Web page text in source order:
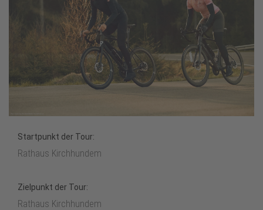
Startpunkt der Tour:
Rathaus Kirchhundem
Zielpunkt der Tour:
Rathaus Kirchhundem